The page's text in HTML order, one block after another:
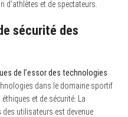
et de spectateurs.
sécurité des
de l’essor des technologies
dans le domaine sportif
et de sécurité. La
des utilisateurs est devenue